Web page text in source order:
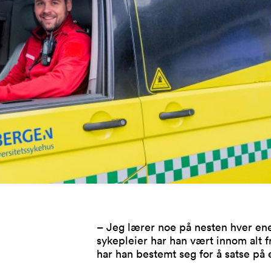
– Jeg lærer noe på nesten hver
sykepleier har han vært innom alt
har han bestemt seg for å satse